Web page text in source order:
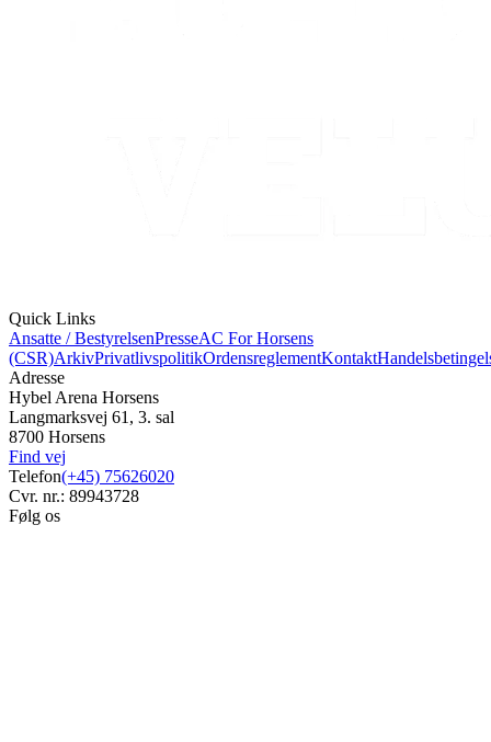
Quick Links
Ansatte / BestyrelsenPresseAC For Horsens
(CSR)ArkivPrivatlivspolitikOrdensreglementKontakt
Adresse
Hybel Arena Horsens
Langmarksvej 61, 3. sal
8700 Horsens
Find vej
Telefon(+45) 75626020
Cvr. nr.: 89943728
Følg os